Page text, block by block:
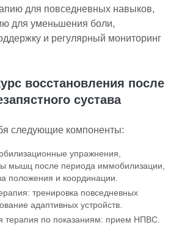
для повседневных навыков,
для уменьшения боли,
и регулярный мониторинг
восстановления после
сустава
следующие компоненты:
упражнения,
мышц после периода иммобилизации,
положения и координации.
тренировка повседневных
адаптивных устройств.
терапия по показаниям: прием НПВС.